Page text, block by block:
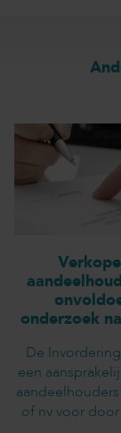
onderzoek
De
een
of nv voor